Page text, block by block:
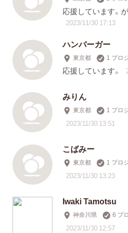
応援しています。
2023/11/30 17:13
ハンバーガー
東京都 1 プロ
応援しています。
みりん
東京都 1 プロ
2023/11/30 13:51
こばみー
東京都 1 プロ
2023/11/30 13:23
Iwaki Tamotsu
神奈川県 6 プ
2023/11/30 12:57